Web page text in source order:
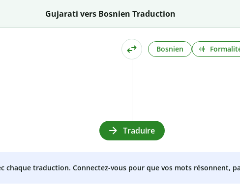
Gujarati vers Bosnien Traduction
Bosnien
Traduire
chaque traduction. Connectez-vous pour que vos mots résonnent,